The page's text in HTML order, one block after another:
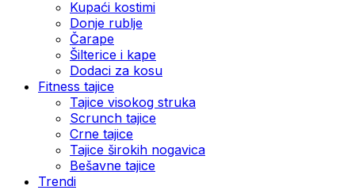
Kupaći kostimi
Donje rublje
Čarape
Šilterice i kape
Dodaci za kosu
Fitness tajice
Tajice visokog struka
Scrunch tajice
Crne tajice
Tajice širokih nogavica
Bešavne tajice
Trendi